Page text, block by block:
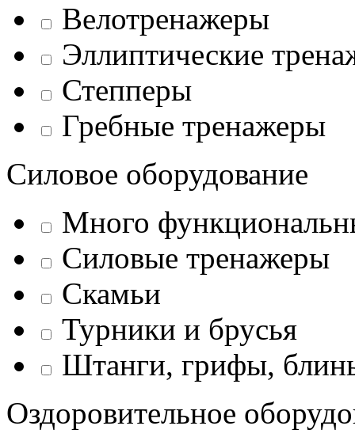
Велотренажеры
Эллиптические
Степперы
Гребные тренажеры
Силовое оборудование
Много
Силовые тренажеры
Скамьи
Турники и брусья
Штанги, грифы,
Оздоровительное